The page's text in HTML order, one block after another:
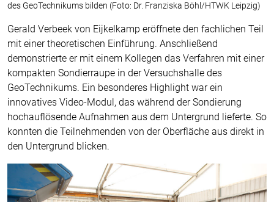
des GeoTechnikums bilden (Foto: Dr. Franziska Böhl/HTWK Leipzig)
Gerald Verbeek von Eijkelkamp eröffnete den fachlichen Teil
mit einer theoretischen Einführung. Anschließend
demonstrierte er mit einem Kollegen das Verfahren mit einer
kompakten Sondierraupe in der Versuchshalle des
GeoTechnikums. Ein besonderes Highlight war ein
innovatives Video-Modul, das während der Sondierung
hochauflösende Aufnahmen aus dem Untergrund lieferte. So
konnten die Teilnehmenden von der Oberfläche aus direkt in
den Untergrund blicken.